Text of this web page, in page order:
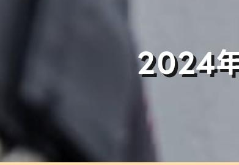
2024